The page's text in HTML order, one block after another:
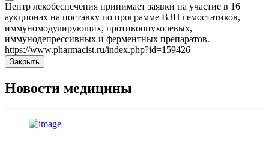
Центр лекобеспечения принимает заявки на участие в 16
аукционах на поставку по программе ВЗН гемостатиков,
иммуномодулирующих, противоопухолевых,
иммунодепрессивных и ферментных препаратов.
https://www.pharmacist.ru/index.php?id=159426
Закрыть
Новости медицины